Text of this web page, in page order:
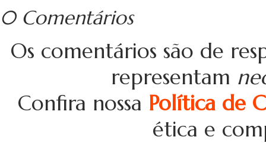
0 Comentários
Os comentários são de
representam
Confira nossa Política de
ética e